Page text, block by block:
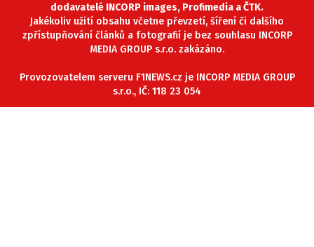
dodavatelé INCORP images, Profimedia a ČTK.
Jakékoliv užití obsahu včetne převzetí, šíření či dalšího
zpřístupňování článků a fotografií je bez souhlasu INCORP
MEDIA GROUP s.r.o. zakázáno.
Provozovatelem serveru F1NEWS.cz je INCORP MEDIA GROUP
s.r.o., IČ: 118 23 054